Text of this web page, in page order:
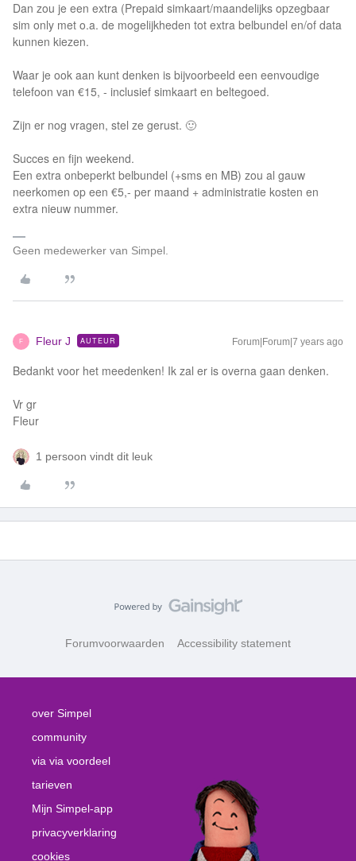
Dan zou je een extra (Prepaid simkaart/maandelijks opzegbaar
sim only met o.a. de mogelijkheden tot extra belbundel en/of data
kunnen kiezen.
Waar je ook aan kunt denken is bijvoorbeeld een eenvoudige
telefoon van €15, - inclusief simkaart en beltegoed.
Zijn er nog vragen, stel ze gerust. 🙂
Succes en fijn weekend.
Een extra onbeperkt belbundel (+sms en MB) zou al gauw
neerkomen op een €5,- per maand + administratie kosten en
extra nieuw nummer.
Geen medewerker van Simpel.
F Fleur J AUTEUR Forum|Forum|7 years ago
Bedankt voor het meedenken! Ik zal er is overna gaan denken.
Vr gr
Fleur
1 persoon vindt dit leuk
Forumvoorwaarden Accessibility statement
over Simpel
community
via via voordeel
tarieven
Mijn Simpel-app
privacyverklaring
cookies